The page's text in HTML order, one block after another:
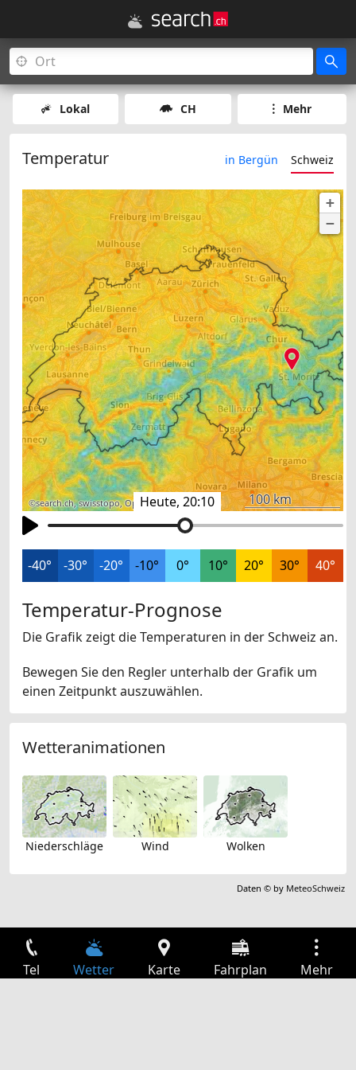
Lokal CH Mehr
Temperatur in Bergün Schweiz
Heute, 20:10
+
−
©search.ch,swisstopo,OpenStreetMap,others 100 km
-40° -30° -20° -10° 0° 10° 20° 30° 40°
Temperatur-Prognose
Die Grafik zeigt die Temperaturen in der Schweiz an.
Bewegen Sie den Regler unterhalb der Grafik um
einen Zeitpunkt auszuwählen.
Wetteranimationen
Niederschläge Wind Wolken
Daten © by MeteoSchweiz
Tel Wetter Karte Fahrplan Mehr